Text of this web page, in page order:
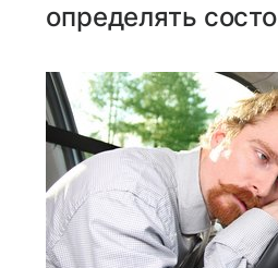
определять